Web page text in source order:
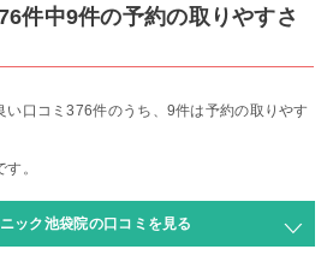
件中9件の予約の取りやすさ
い口コミ376件のうち、9件は予約の取りやす
。
ック池袋院の口コミを見る